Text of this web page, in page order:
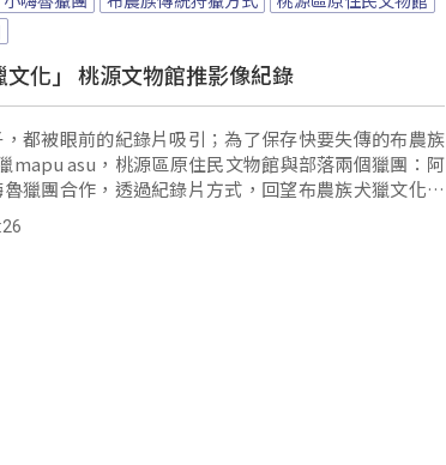
化」 桃源文物館推影像紀錄
都被眼前的紀錄片吸引；為了保存快要失傳的布農族
mapu asu，桃源區原住民文物館與部落兩個獵團：阿
獵團合作，透過紀錄片方式，回望布農族犬獵文化的
日舉辦影像開幕活動。